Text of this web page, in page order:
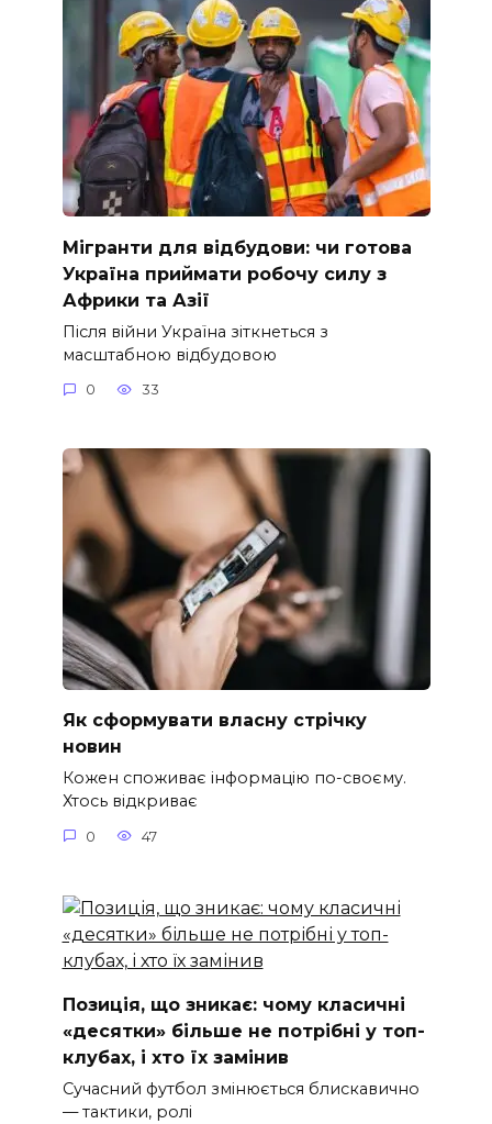
Мігранти для відбудови: чи готова
Україна приймати робочу силу з
Африки та Азії
Після війни Україна зіткнеться з
масштабною відбудовою
0 33
Як сформувати власну стрічку
новин
Кожен споживає інформацію по-своєму.
Хтось відкриває
0 47
Позиція, що зникає: чому класичні
«десятки» більше не потрібні у топ-
клубах, і хто їх замінив
Сучасний футбол змінюється блискавично
— тактики, ролі